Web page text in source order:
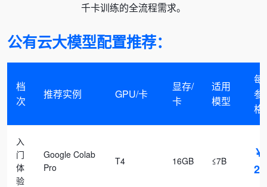
千卡训练的全流程需求。
公有云大模型配置推荐：
档
次
推荐实例 GPU/卡
显存/
卡
适用
模型
每
参
格
入
门
体
验
Google Colab
Pro
T4 16GB ≤7B
20